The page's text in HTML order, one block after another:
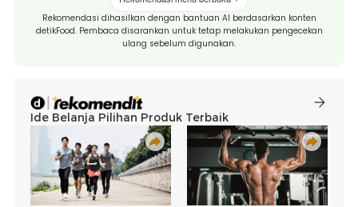
Rekomendasi dihasilkan dengan bantuan AI berdasarkan konten
detikFood. Pembaca disarankan untuk tetap melakukan pengecekan
ulang sebelum digunakan.